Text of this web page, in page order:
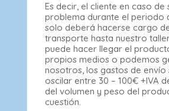
Es decir, el cliente en caso de
problema durante el periodo
solo deberá hacerse cargo
transporte hasta nuestro
puede hacer llegar el
propios medios o podemos
nosotros, los gastos de envío
oscilar entre 30 – 100€ +IVA
del volumen y peso del
cuestión.